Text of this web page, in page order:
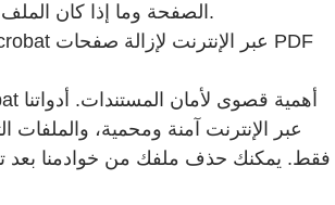
الصفحة وما إذا كان الملف محسّنًا بالفعل أم لا.
عبر الإنترنت آمنة ومحمية، والملفات
فقط. يمكنك حذف ملفك من خوادمنا بعد